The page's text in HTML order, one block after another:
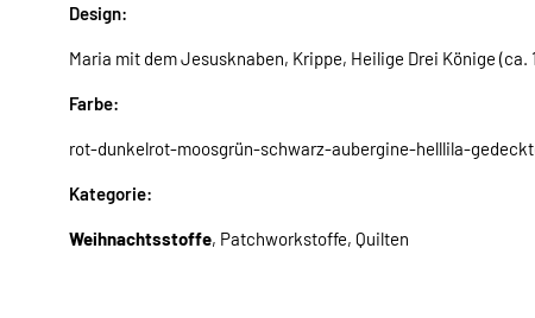
Design:
Maria mit dem Jesusknaben, Krippe, Heilige Drei Könige
Farbe:
rot-dunkelrot-moosgrün-schwarz-aubergine-helllila-
Kategorie:
Weihnachtsstoffe, Patchworkstoffe, Quilten